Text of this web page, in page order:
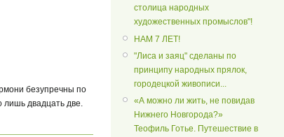
безупречны по
лишь двадцать две.
столица народных
художественных промыслов"!
НАМ 7 ЛЕТ!
"Лиса и заяц" сделаны по
принципу народных прялок,
городецкой живописи...
«А можно ли жить, не повидав
Нижнего Новгорода?»
Теофиль Готье. Путешествие в